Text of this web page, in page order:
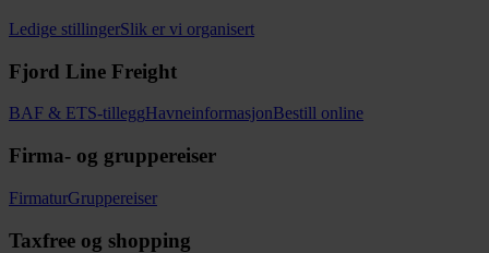
Ledige stillingerSlik er vi organisert
Fjord Line Freight
BAF & ETS-tilleggHavneinformasjonBestill online
Firma- og gruppereiser
FirmaturGruppereiser
Taxfree og shopping